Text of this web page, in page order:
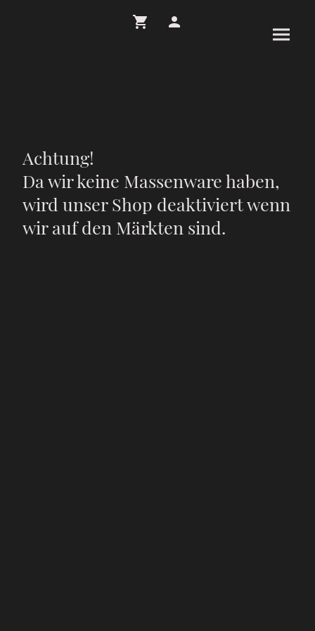
Achtung!
Da wir keine Massenware haben,
wird unser Shop deaktiviert wenn
wir auf den Märkten sind.